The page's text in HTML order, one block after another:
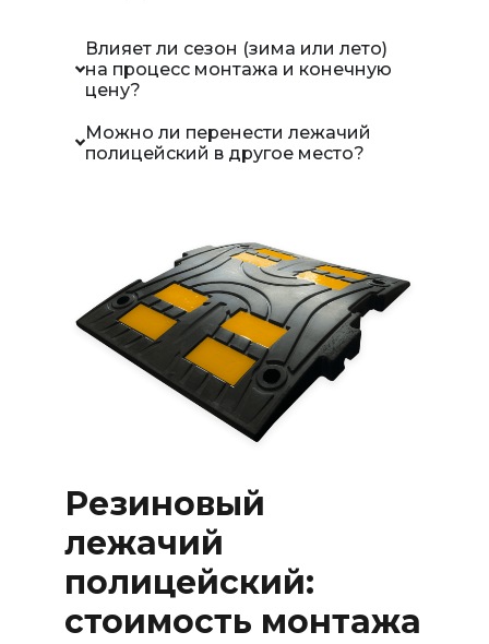
Влияет ли сезон (зима или лето)
на процесс монтажа и конечную
цену?
Можно ли перенести лежачий
полицейский в другое место?
Резиновый
лежачий
полицейский:
стоимость монтажа